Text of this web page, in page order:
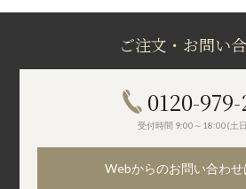
ご注文・お問い
0120-
受付時間 9:00～18:00(土
Webからのお問い合わせ